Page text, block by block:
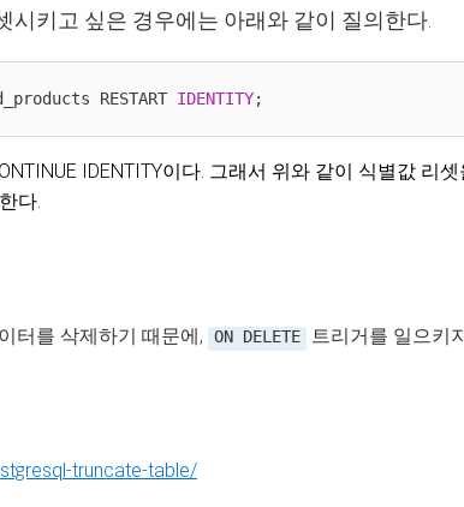
시키고 싶은 경우에는 아래와 같이 질의한다.
RESTART IDENTITY;
IDENTITY이다. 그래서 위와 같이 식별값 리
다.
터를 삭제하기 때문에, ON DELETE 트리거를 일으키
truncate-table/